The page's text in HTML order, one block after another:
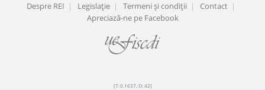
Despre REI | Legislaţie | Termeni şi condiţii | Contact |
Apreciază-ne pe Facebook
[T: 0.1637, O: 42]